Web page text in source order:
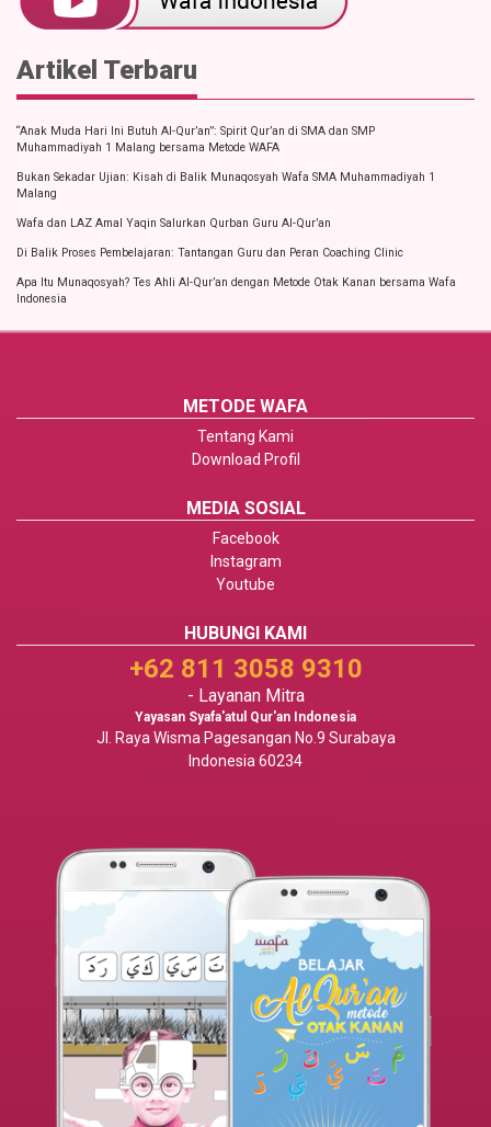
Artikel Terbaru
“Anak Muda Hari Ini Butuh Al-Qur’an”: Spirit Qur’an di SMA dan SMP
Muhammadiyah 1 Malang bersama Metode WAFA
Bukan Sekadar Ujian: Kisah di Balik Munaqosyah Wafa SMA Muhammadiyah 1
Malang
Wafa dan LAZ Amal Yaqin Salurkan Qurban Guru Al-Qur’an
Di Balik Proses Pembelajaran: Tantangan Guru dan Peran Coaching Clinic
Apa Itu Munaqosyah? Tes Ahli Al-Qur’an dengan Metode Otak Kanan bersama Wafa
Indonesia
METODE WAFA
Tentang Kami
Download Profil
MEDIA SOSIAL
Facebook
Instagram
Youtube
HUBUNGI KAMI
+62 811 3058 9310
- Layanan Mitra
Yayasan Syafa'atul Qur'an Indonesia
Jl. Raya Wisma Pagesangan No.9 Surabaya
Indonesia 60234